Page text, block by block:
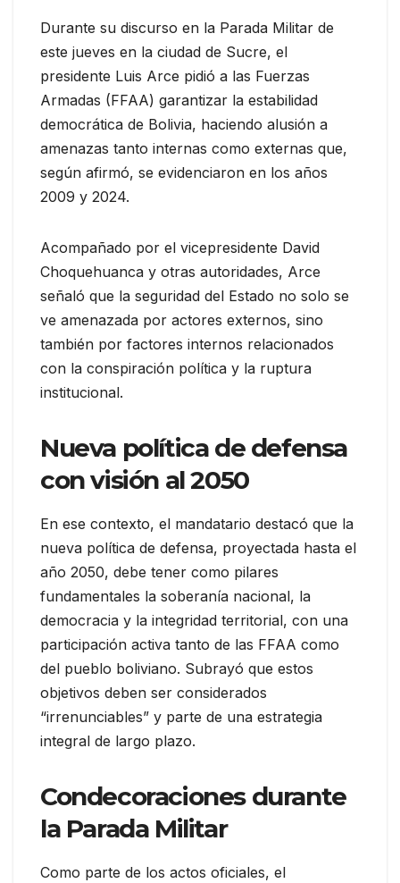
Durante su discurso en la Parada Militar de
este jueves en la ciudad de Sucre, el
presidente Luis Arce pidió a las Fuerzas
Armadas (FFAA) garantizar la estabilidad
democrática de Bolivia, haciendo alusión a
amenazas tanto internas como externas que,
según afirmó, se evidenciaron en los años
2009 y 2024.
Acompañado por el vicepresidente David
Choquehuanca y otras autoridades, Arce
señaló que la seguridad del Estado no solo se
ve amenazada por actores externos, sino
también por factores internos relacionados
con la conspiración política y la ruptura
institucional.
Nueva política de defensa
con visión al 2050
En ese contexto, el mandatario destacó que la
nueva política de defensa, proyectada hasta el
año 2050, debe tener como pilares
fundamentales la soberanía nacional, la
democracia y la integridad territorial, con una
participación activa tanto de las FFAA como
del pueblo boliviano. Subrayó que estos
objetivos deben ser considerados
“irrenunciables” y parte de una estrategia
integral de largo plazo.
Condecoraciones durante
la Parada Militar
Como parte de los actos oficiales, el